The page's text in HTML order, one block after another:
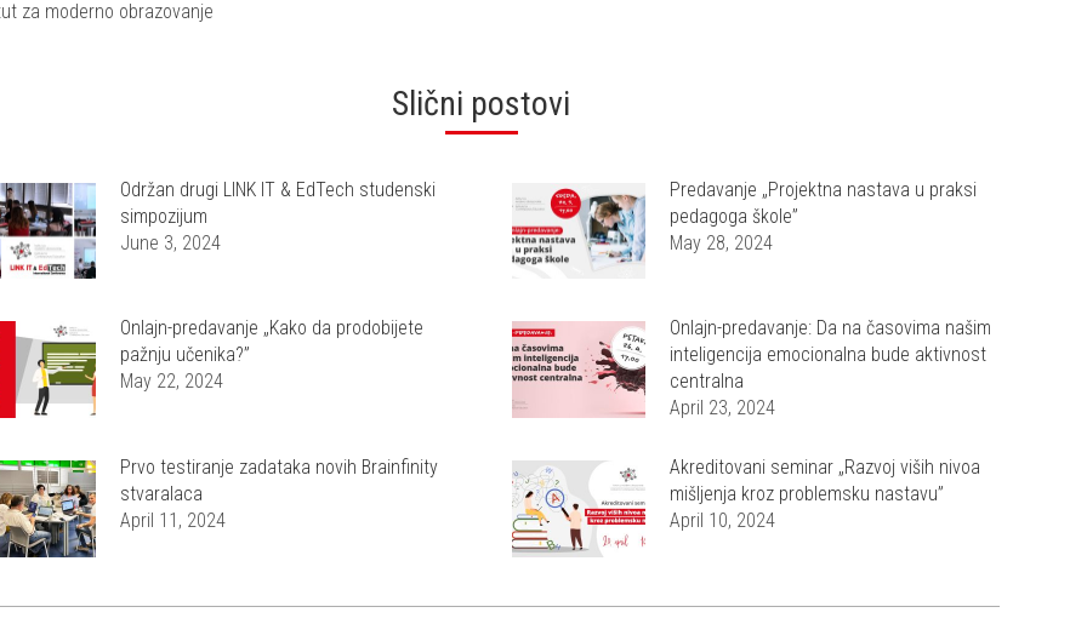
za moderno obrazovanje
Slični postovi
Održan drugi LINK IT & EdTech studenski
simpozijum
June 3, 2024
Predavanje „Projektna nastava u praksi
pedagoga škole”
May 28, 2024
Onlajn-predavanje „Kako da prodobijete
pažnju učenika?”
May 22, 2024
Onlajn-predavanje: Da na časovima našim
inteligencija emocionalna bude aktivnost
centralna
April 23, 2024
Prvo testiranje zadataka novih Brainfinity
stvaralaca
April 11, 2024
Akreditovani seminar „Razvoj viših nivoa
mišljenja kroz problemsku nastavu”
April 10, 2024